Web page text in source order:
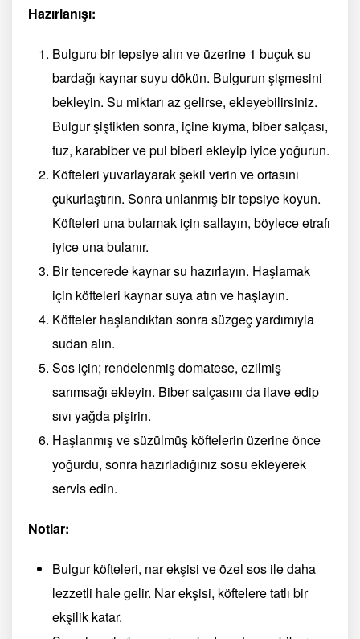
Hazırlanışı:
Bulguru bir tepsiye alın ve üzerine 1 buçuk su
bardağı kaynar suyu dökün. Bulgurun şişmesini
bekleyin. Su miktarı az gelirse, ekleyebilirsiniz.
Bulgur şiştikten sonra, içine kıyma, biber salçası,
tuz, karabiber ve pul biberi ekleyip iyice yoğurun.
Köfteleri yuvarlayarak şekil verin ve ortasını
çukurlaştırın. Sonra unlanmış bir tepsiye koyun.
Köfteleri una bulamak için sallayın, böylece etrafı
iyice una bulanır.
Bir tencerede kaynar su hazırlayın. Haşlamak
için köfteleri kaynar suya atın ve haşlayın.
Köfteler haşlandıktan sonra süzgeç yardımıyla
sudan alın.
Sos için; rendelenmiş domatese, ezilmiş
sarımsağı ekleyin. Biber salçasını da ilave edip
sıvı yağda pişirin.
Haşlanmış ve süzülmüş köftelerin üzerine önce
yoğurdu, sonra hazırladığınız sosu ekleyerek
servis edin.
Notlar:
Bulgur köfteleri, nar ekşisi ve özel sos ile daha
lezzetli hale gelir. Nar ekşisi, köftelere tatlı bir
ekşilik katar.